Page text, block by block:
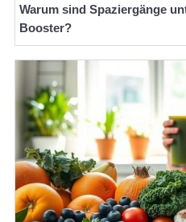
Warum sind Spaziergänge
Booster?